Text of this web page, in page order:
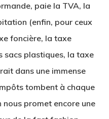
paie la TVA, la
(enfin, pour ceux
foncière, la taxe
sacs plastiques, la taxe
dans une immense
tombent à chaque
nous promet encore une